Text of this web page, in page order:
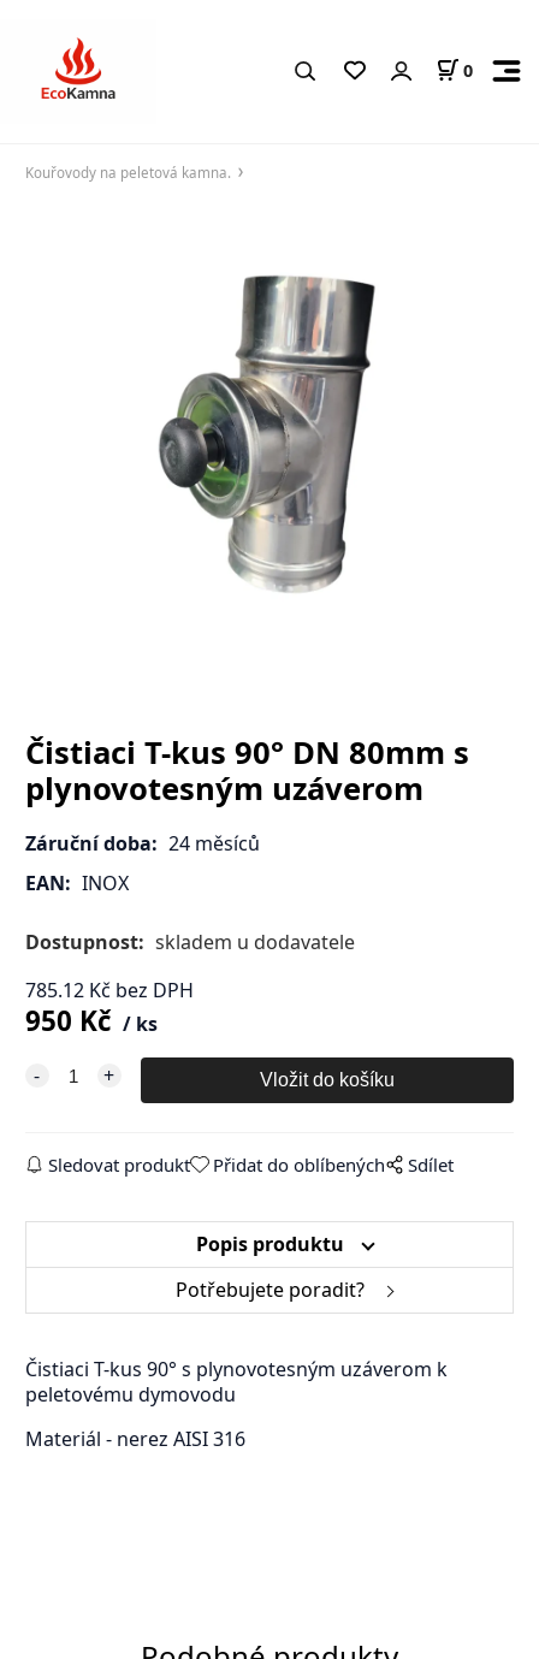
0
Kouřovody na peletová kamna.
Čistiaci T-kus 90° DN 80mm s
plynovotesným uzáverom
Záruční doba: 24 měsíců
EAN: INOX
Dostupnost: skladem u dodavatele
785.12Kč bez DPH
950 Kč ks
Sledovat produkt Přidat do oblíbených Sdílet
Popis produktu
Potřebujete poradit?
Čistiaci T-kus 90° s plynovotesným uzáverom k
peletovému dymovodu
Materiál - nerez AISI 316